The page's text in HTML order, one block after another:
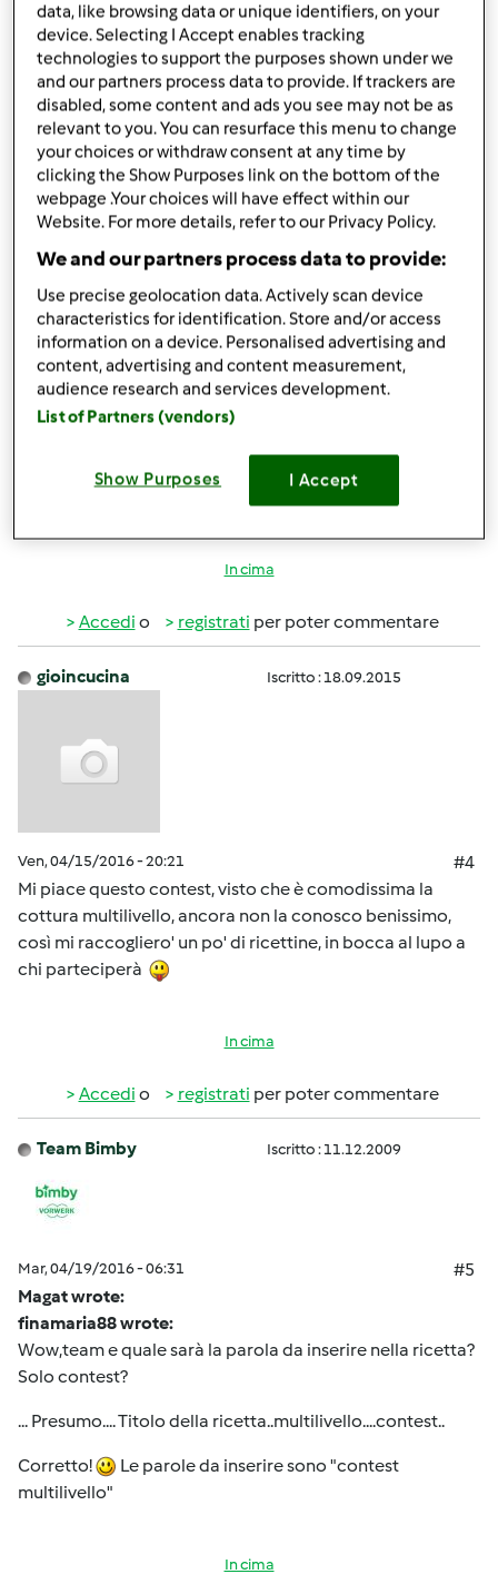
Ven, 04/15/2016 - 17:15
Wow,team e quale sarà la parola da inserire nella ricetta?
Solo contest?
In cima
Accedio registratiper poter commentare
Magat Iscritto : 26.03.2014
Ven, 04/15/2016 - 17:19
finamaria88 wrote:
Wow,team e quale sarà la parola da inserire nella ricetta?
... Presumo.... Titolo della ricetta..multilivello....contest..
In cima
Accedi o registrati per poter commentare
gioincucina Iscritto : 18.09.2015
Ven, 04/15/2016 - 20:21
#4
Mi piace questo contest, visto che è comodissima la
cottura multilivello, ancora non la conosco benissimo,
così mi raccogliero' un po' di ricettine, in bocca al lupo a
chi parteciperà
In cima
Accedi o registrati per poter commentare
Team Bimby Iscritto : 11.12.2009
Mar, 04/19/2016 - 06:31
#5
Magat wrote:
finamaria88 wrote:
Wow,team e quale sarà la parola da inserire nella ricetta?
Solo contest?
... Presumo.... Titolo della ricetta..multilivello....contest..
Corretto!
Le parole da inserire sono "contest
multilivello"
In cima
data, like browsing data or unique identifiers, on your
device. Selecting I Accept enables tracking
technologies to support the purposes shown under we
and our partners process data to provide. If trackers are
disabled, some content and ads you see may not be as
relevant to you. You can resurface this menu to change
your choices or withdraw consent at any time by
clicking the Show Purposes link on the bottom of the
webpage .Your choices will have effect within our
Website. For more details, refer to our Privacy Policy.
We and our partners process data to provide:
Use precise geolocation data. Actively scan device
characteristics for identification. Store and/or access
information on a device. Personalised advertising and
content, advertising and content measurement,
audience research and services development.
List of Partners (vendors)
Show Purposes I Accept